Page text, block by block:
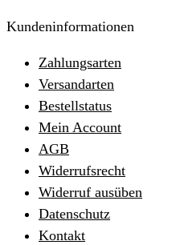
Kundeninformationen
Zahlungsarten
Versandarten
Bestellstatus
Mein Account
AGB
Widerrufsrecht
Widerruf ausüben
Datenschutz
Kontakt